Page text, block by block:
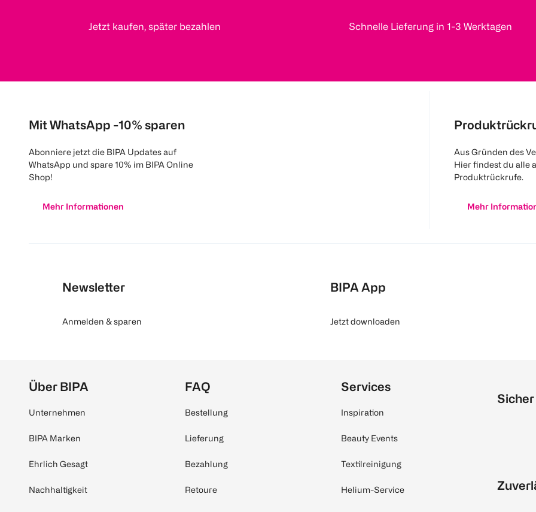
Jetzt kaufen, später bezahlen Schnelle Lieferung in 1-3 Werktagen
Mit WhatsApp -10% sparen
Abonniere jetzt die BIPA Updates auf
WhatsApp und spare 10% im BIPA Online
Shop!
Mehr Informationen
Aus Gründen des
Hier findest du alle
Produktrückrufe.
Mehr
Newsletter
Anmelden & sparen
BIPA App
Jetzt downloaden
Über BIPA
Unternehmen
BIPA Marken
Ehrlich Gesagt
Nachhaltigkeit
FAQ
Bestellung
Lieferung
Bezahlung
Retoure
Services
Inspiration
Beauty Events
Textilreinigung
Helium-Service